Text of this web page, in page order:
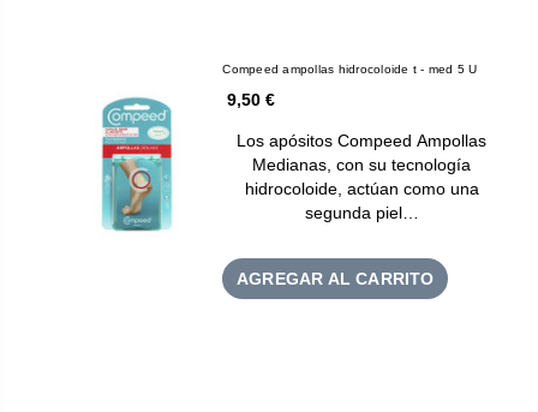
Compeed ampollas hidrocoloide t - med 5 U
9,50 €
Los apósitos Compeed Ampollas
Medianas, con su tecnología
hidrocoloide, actúan como una
segunda piel…
AGREGAR AL CARRITO